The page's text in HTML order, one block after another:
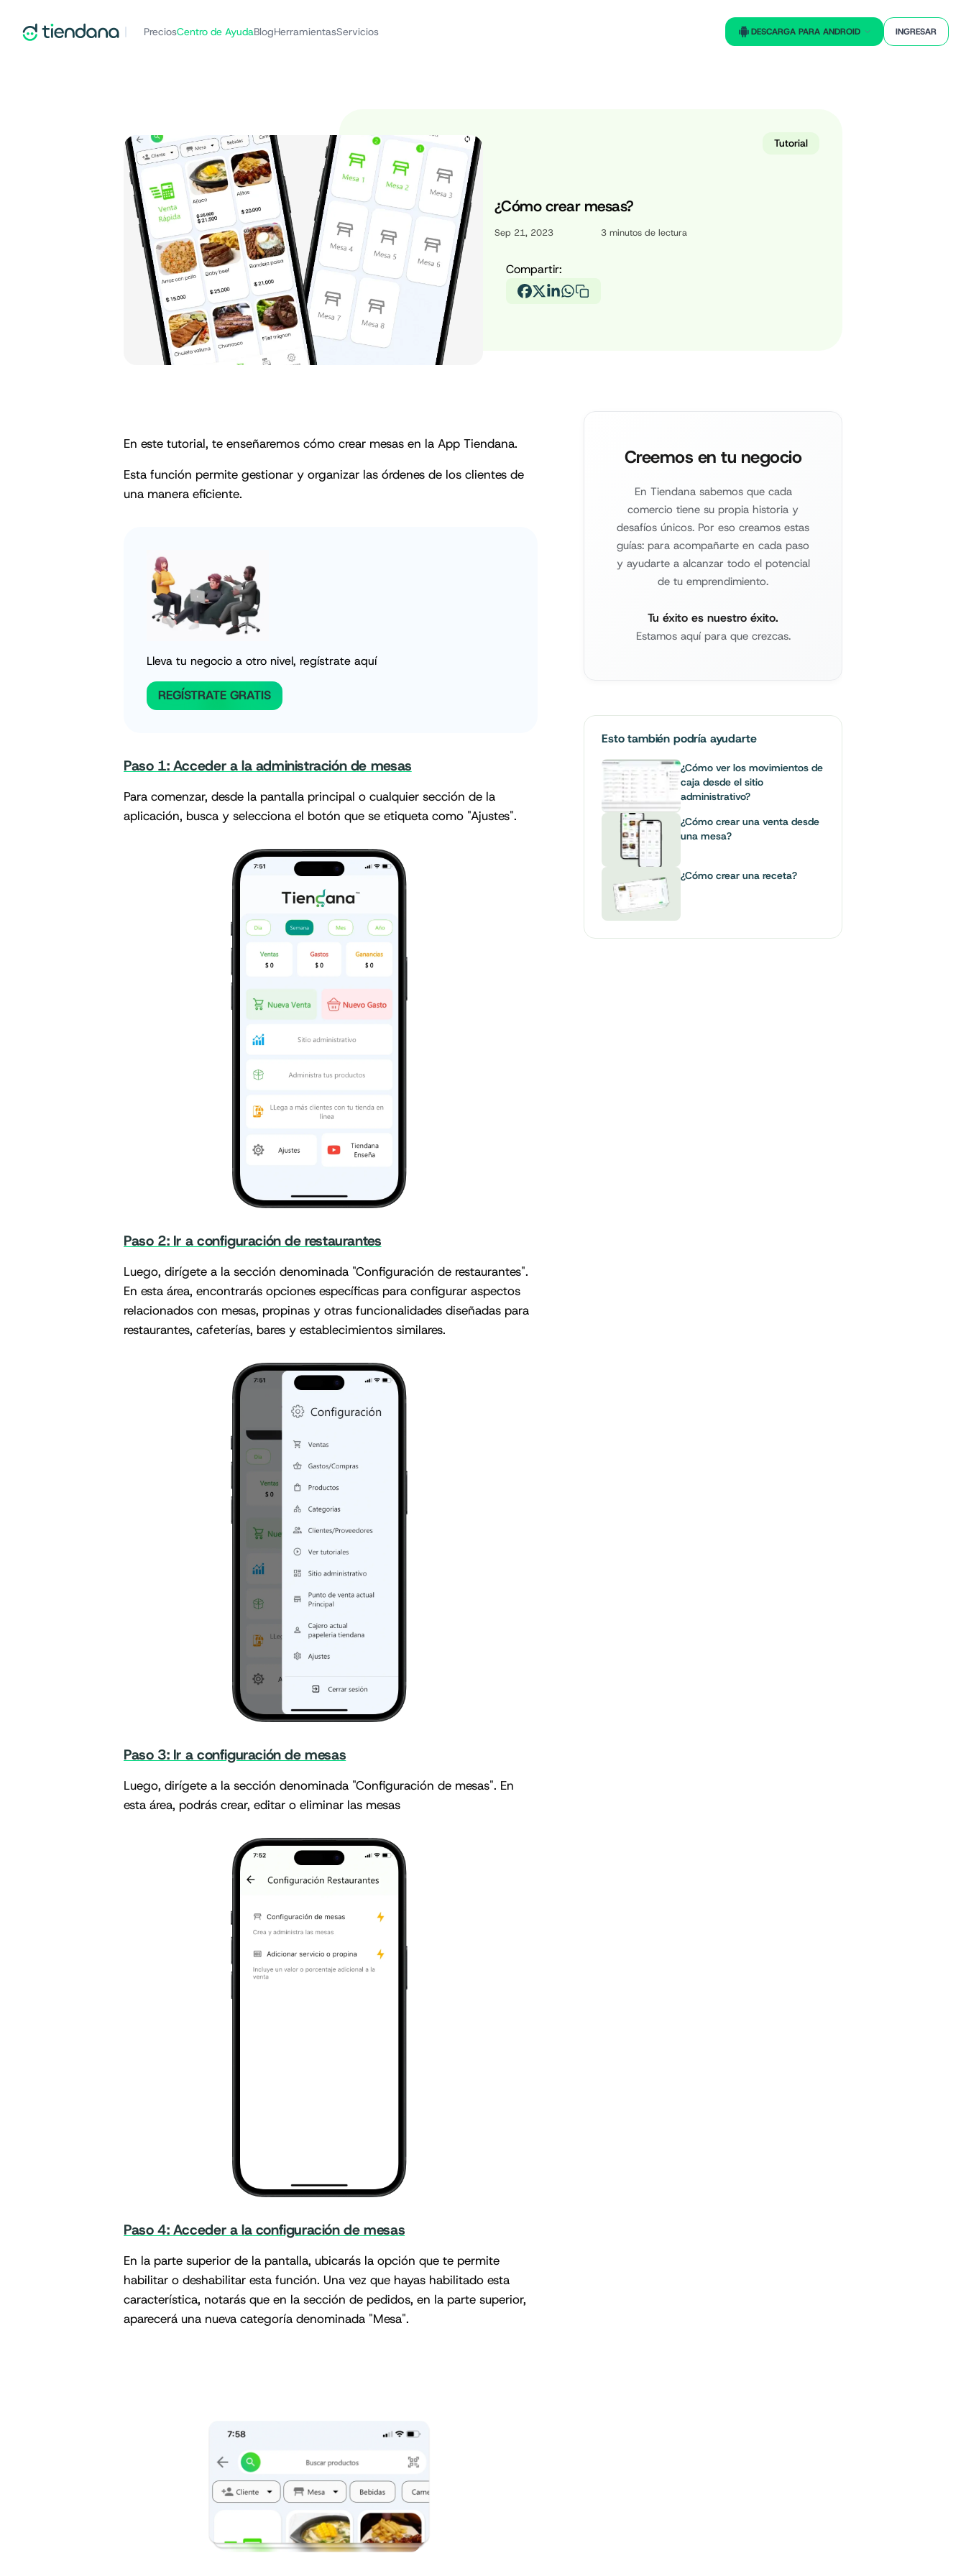
PreciosCentro de AyudaBlogHerramientasServicios DESCARGA PARA ANDROID INGRESAR
Tutorial
¿Cómo crear mesas?
Sep 21, 2023 3 minutos de lectura
Compartir:
En este tutorial, te enseñaremos cómo crear mesas en la App Tiendana.
Esta función permite gestionar y organizar las órdenes de los clientes de
una manera eficiente.
Lleva tu negocio a otro nivel, regístrate aquí
REGÍSTRATE GRATIS
Paso 1: Acceder a la administración de mesas
Para comenzar, desde la pantalla principal o cualquier sección de la
aplicación, busca y selecciona el botón que se etiqueta como "Ajustes".
Paso 2: Ir a configuración de restaurantes
Luego, dirígete a la sección denominada "Configuración de restaurantes".
En esta área, encontrarás opciones específicas para configurar aspectos
relacionados con mesas, propinas y otras funcionalidades diseñadas para
restaurantes, cafeterías, bares y establecimientos similares.
Paso 3: Ir a configuración de mesas
Luego, dirígete a la sección denominada "Configuración de mesas". En
esta área, podrás crear, editar o eliminar las mesas
Paso 4: Acceder a la configuración de mesas
En la parte superior de la pantalla, ubicarás la opción que te permite
habilitar o deshabilitar esta función. Una vez que hayas habilitado esta
característica, notarás que en la sección de pedidos, en la parte superior,
aparecerá una nueva categoría denominada "Mesa".
Creemos en tu negocio
En Tiendana sabemos que cada
comercio tiene su propia historia y
desafíos únicos. Por eso creamos estas
guías: para acompañarte en cada paso
y ayudarte a alcanzar todo el potencial
de tu emprendimiento.
Tu éxito es nuestro éxito.
Estamos aquí para que crezcas.
Esto también podría ayudarte
¿Cómo ver los movimientos de
caja desde el sitio
administrativo?
¿Cómo crear una venta desde
una mesa?
¿Cómo crear una receta?